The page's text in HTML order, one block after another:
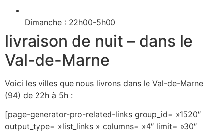
Dimanche : 22h00-5h00
livraison de nuit – dans le
Val-de-Marne
Voici les villes que nous livrons dans le Val-de-Marne
(94) de 22h à 5h :
[page-generator-pro-related-links group_id= »1520″
output_type= »list_links » columns= »4″ limit= »30″